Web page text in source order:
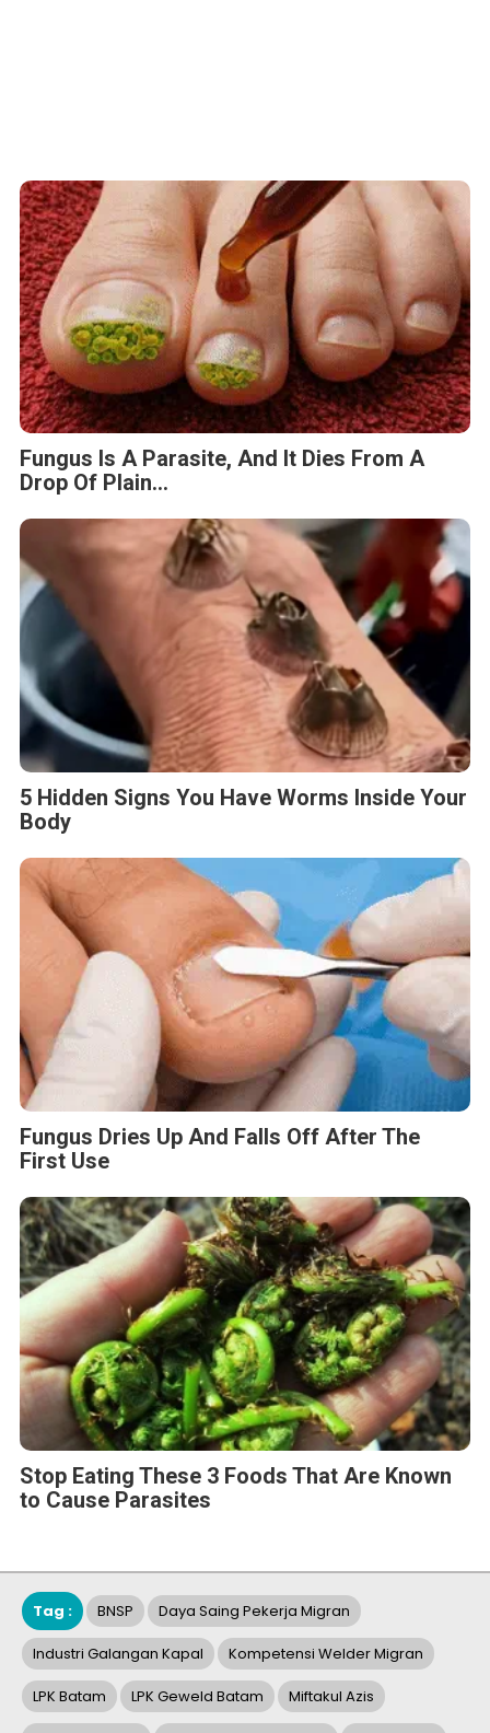
Fungus Is A Parasite, And It Dies From A
Drop Of Plain...
5 Hidden Signs You Have Worms Inside Your
Body
Fungus Dries Up And Falls Off After The
First Use
Stop Eating These 3 Foods That Are Known
to Cause Parasites
Industri Galangan Kapal
Sertifikasi BNSP
Uji Kompetensi Welder
BERITA TERKAIT